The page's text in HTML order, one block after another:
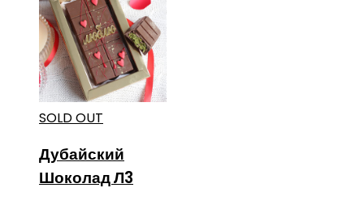
SOLD OUT
Дубайский
Шоколад Л3